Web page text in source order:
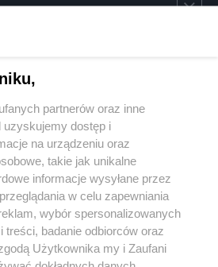
Instagram Youtube
partnerów oraz inne
uzyskujemy dostęp i
na urządzeniu oraz
takie jak unikalne
informacje wysyłane przez
w celu zapewniania
wybór spersonalizowanych
treści, badanie odbiorców oraz
Użytkownika my i Zaufani